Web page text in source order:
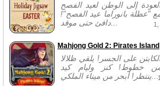
إلى الوطن لعيد الفصح
"عطلة بانوراما عيد الفصح"!
دافئ حتى موقد...
Mahjong Gold 2: Pirates Island
على الجسر! يلقي ظلالا
خطوط! كنز وليام كيد
ينتظر! أبحر من ميناء الملكي...